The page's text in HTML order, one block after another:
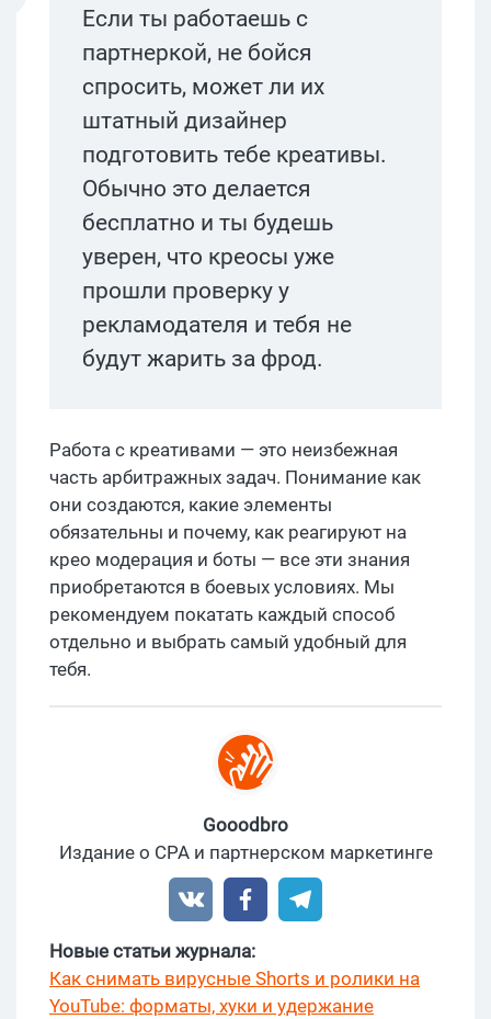
Если ты работаешь с
партнеркой, не бойся
спросить, может ли их
штатный дизайнер
подготовить тебе креативы.
Обычно это делается
бесплатно и ты будешь
уверен, что креосы уже
прошли проверку у
рекламодателя и тебя не
будут жарить за фрод.
Работа с креативами — это неизбежная
часть арбитражных задач. Понимание как
они создаются, какие элементы
обязательны и почему, как реагируют на
крео модерация и боты — все эти знания
приобретаются в боевых условиях. Мы
рекомендуем покатать каждый способ
отдельно и выбрать самый удобный для
тебя.
Gooodbro
Издание о CPA и партнерском маркетинге
Новые статьи журнала:
Как снимать вирусные Shorts и ролики на
YouTube: форматы, хуки и удержание